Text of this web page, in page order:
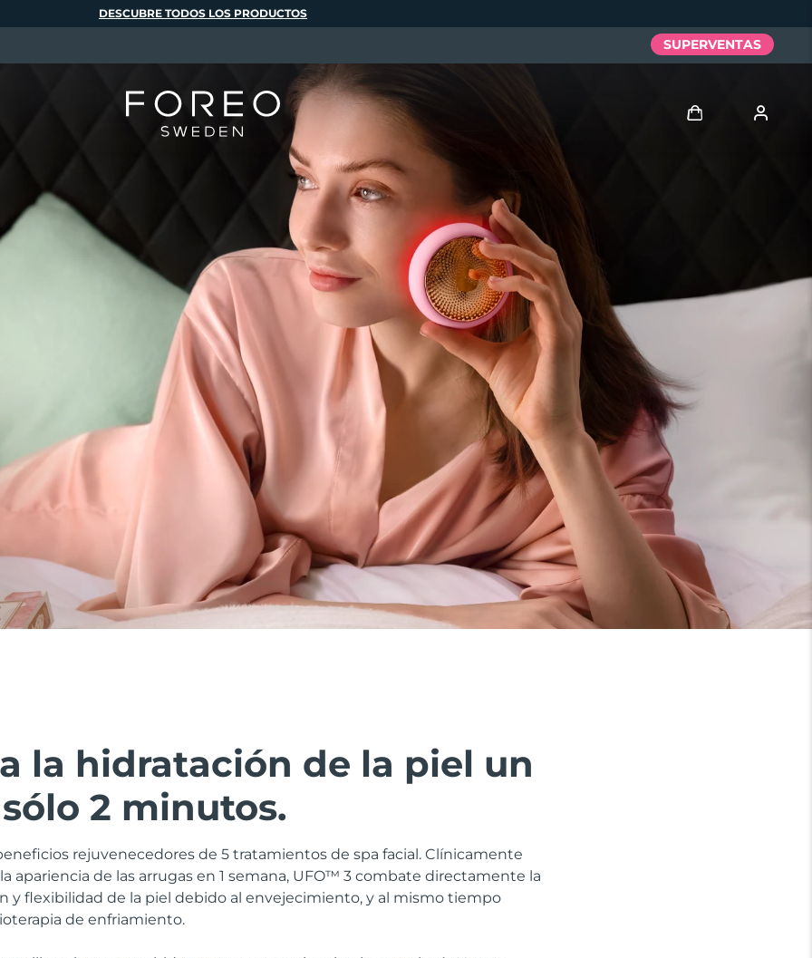
la hidratación de la piel un
sólo 2 minutos.
rejuvenecedores de 5 tratamientos de spa facial. Clínicamente
apariencia de las arrugas en 1 semana, UFO™ 3 combate directamente la
y flexibilidad de la piel debido al envejecimiento, y al mismo tiempo
de enfriamiento.
DESCUBRE TODOS LOS PRODUCTOS
SUPERVENTAS
Mis pedidos
Mis suscripciones